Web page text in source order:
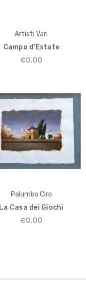
Artisti Vari
Campo d'Estate
€0.00
Palumbo Ciro
La Casa dei Giochi
€0.00